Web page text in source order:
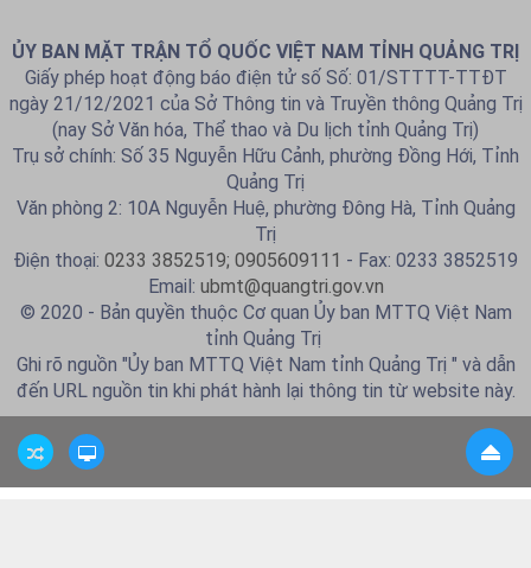
ỦY BAN MẶT TRẬN TỔ QUỐC VIỆT NAM TỈNH QUẢNG TRỊ
Giấy phép hoạt động báo điện tử số Số: 01/STTTT-TTĐT
ngày 21/12/2021 của Sở Thông tin và Truyền thông Quảng Trị
(nay Sở Văn hóa, Thể thao và Du lịch tỉnh Quảng Trị)
Trụ sở chính: Số 35 Nguyễn Hữu Cảnh, phường Đồng Hới, Tỉnh
Quảng Trị
Văn phòng 2: 10A Nguyễn Huệ, phường Đông Hà, Tỉnh Quảng
Trị
Điện thoại: 0233 3852519; 0905609111 - Fax: 0233 3852519
Email: ubmt@quangtri.gov.vn
© 2020 - Bản quyền thuộc Cơ quan Ủy ban MTTQ Việt Nam
tỉnh Quảng Trị
Ghi rõ nguồn "Ủy ban MTTQ Việt Nam tỉnh Quảng Trị " và dẫn
đến URL nguồn tin khi phát hành lại thông tin từ website này.